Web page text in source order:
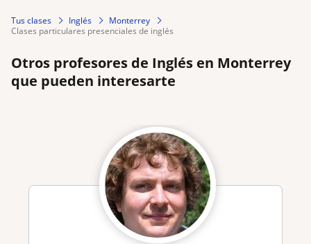
Tus clases Inglés
Monterrey
clases particulares presenciales de inglés
Otros profesores de Inglés en Monterrey
que pueden interesarte